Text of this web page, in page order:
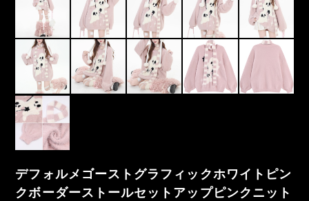
デフォルメゴーストグラフィックホワイトピン
クボーダーストールセットアップピンクニット